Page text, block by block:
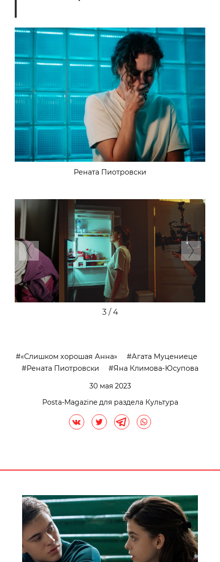
Рената Пиотровски
Previous Next
4 / 4
«Слишком хорошая Анна»
Агата Муцениеце
Рената Пиотровски
Яна Климова-Юсупова
30 мая 2023
Posta-Magazine для раздела Культура